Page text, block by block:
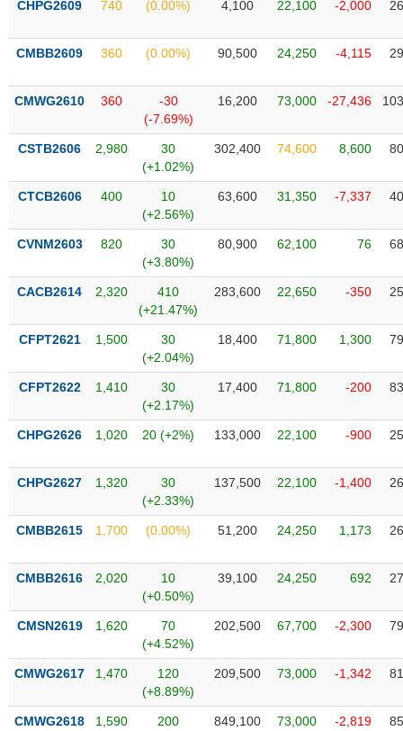
Tâm
thị
trường
CHPG2609 740 (0.00%) 4,100 22,100 -2,000
CMBB2609 360 (0.00%) 90,500 24,250 -4,115
CMWG2610 360
-30
(-7.69%)
16,200 73,000 -27,436
CSTB2606 2,980
30
(+1.02%)
302,400 74,600 8,600
CTCB2606 400
10
(+2.56%)
63,600 31,350 -7,337
CVNM2603 820
30
(+3.80%)
80,900 62,100 76
CACB2614 2,320
410
(+21.47%)
283,600 22,650 -350
CFPT2621 1,500
30
(+2.04%)
18,400 71,800 1,300
CFPT2622 1,410
30
(+2.17%)
17,400 71,800 -200
CHPG2626 1,020 20 (+2%) 133,000 22,100 -900
CHPG2627 1,320
30
(+2.33%)
137,500 22,100 -1,400
CMBB2615 1,700 (0.00%) 51,200 24,250 1,173
CMBB2616 2,020
10
(+0.50%)
39,100 24,250 692
CMSN2619 1,620
70
(+4.52%)
202,500 67,700 -2,300
CMWG2617 1,470
120
(+8.89%)
209,500 73,000 -1,342
CMWG2618 1,590
200
849,100 73,000 -2,819
DÙNG
THIẾT
YẾU
TIÊU
THIẾT
YẾU
CHĂM
SỨC
TÀI
TIN